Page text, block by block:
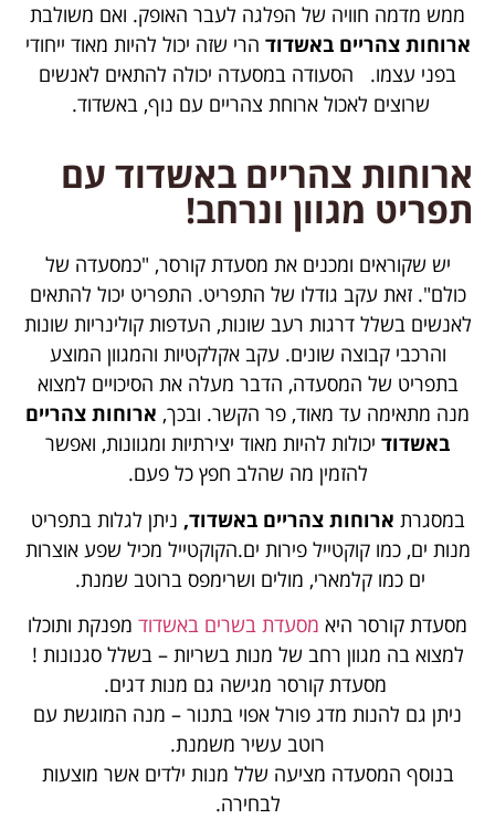
ממש מדמה חוויה של הפלגה לעבר האופק. ואם משולבת
ארוחות צהריים באשדוד הרי שזה יכול להיות מאוד ייחודי
בפני עצמו. הסעודה במסעדה יכולה להתאים לאנשים
שרוצים לאכול ארוחת צהריים עם נוף, באשדוד.
ארוחות צהריים באשדוד עם
תפריט מגוון ונרחב!
יש שקוראים ומכנים את מסעדת קורסר, "כמסעדה של
כולם". זאת עקב גודלו של התפריט. התפריט יכול להתאים
לאנשים בשלל דרגות רעב שונות, העדפות קולינריות שונות
והרכבי קבוצה שונים. עקב אקלקטיות והמגוון המוצע
בתפריט של המסעדה, הדבר מעלה את הסיכויים למצוא
מנה מתאימה עד מאוד, פר הקשר. ובכך, ארוחות צהריים
באשדוד יכולות להיות מאוד יצירתיות ומגוונות, ואפשר
להזמין מה שהלב חפץ כל פעם.
במסגרת ארוחות צהריים באשדוד, ניתן לגלות בתפריט
מנות ים, כמו קוקטייל פירות ים.הקוקטייל מכיל שפע אוצרות
ים כמו קלמארי, מולים ושרימפס ברוטב שמנת.
מסעדת קורסר היא מסעדת בשרים באשדוד מפנקת ותוכלו
למצוא בה מגוון רחב של מנות בשריות – בשלל סגנונות !
מסעדת קורסר מגישה גם מנות דגים.
ניתן גם להנות מדג פורל אפוי בתנור – מנה המוגשת עם
רוטב עשיר משמנת.
בנוסף המסעדה מציעה שלל מנות ילדים אשר מוצעות
לבחירה.